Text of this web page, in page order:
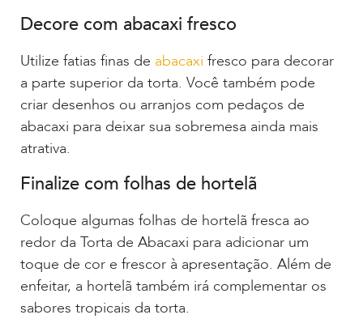
Decore com abacaxi fresco
Utilize fatias finas de abacaxi fresco para decorar
a parte superior da torta. Você também pode
criar desenhos ou arranjos com pedaços de
abacaxi para deixar sua sobremesa ainda mais
atrativa.
Finalize com folhas de hortelã
Coloque algumas folhas de hortelã fresca ao
redor da Torta de Abacaxi para adicionar um
toque de cor e frescor à apresentação. Além de
enfeitar, a hortelã também irá complementar os
sabores tropicais da torta.